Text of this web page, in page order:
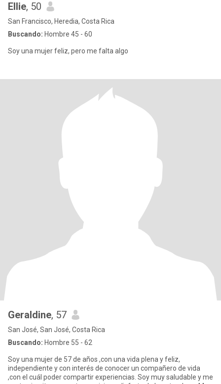
Ellie, 50
San Francisco, Heredia, Costa Rica
Buscando: Hombre 45 - 60
Soy una mujer feliz, pero me falta algo
Geraldine, 57
San José, San José, Costa Rica
Buscando: Hombre 55 - 62
Soy una mujer de 57 de años ,con una vida plena y feliz,
independiente y con interés de conocer un compañero de vida
,con el cuál poder compartir experiencias. Soy muy saludable y me